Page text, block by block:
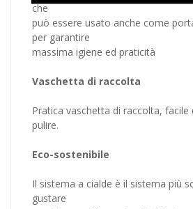
che
può essere usato anche come
per garantire
massima igiene ed praticità
Vaschetta di raccolta
Pratica vaschetta di raccolta, facile
pulire.
Eco-sostenibile
Il sistema a cialde è il sistema più
gustare